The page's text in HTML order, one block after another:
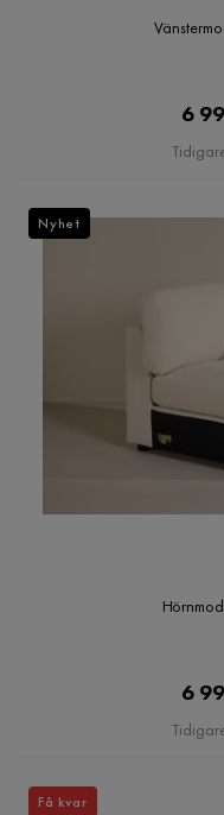
6
6
Nyhet
Få kvar